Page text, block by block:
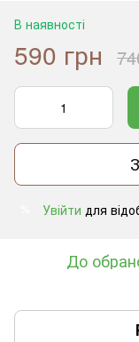
В наявності
590 грн
Увійти для
До